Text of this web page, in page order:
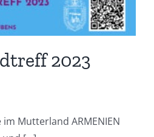
2023
Mutterland ARMENIEN